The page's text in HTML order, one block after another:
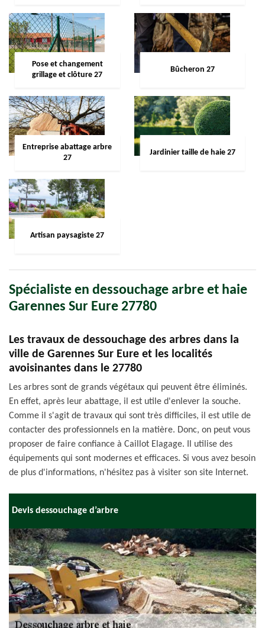
Pose et changement
grillage et clôture 27
Bûcheron 27
Entreprise abattage arbre
27
Jardinier taille de haie 27
Artisan paysagiste 27
Spécialiste en dessouchage arbre et haie
Garennes Sur Eure 27780
Les travaux de dessouchage des arbres dans la
ville de Garennes Sur Eure et les localités
avoisinantes dans le 27780
Les arbres sont de grands végétaux qui peuvent être éliminés.
En effet, après leur abattage, il est utile d'enlever la souche.
Comme il s'agit de travaux qui sont très difficiles, il est utile de
contacter des professionnels en la matière. Donc, on peut vous
proposer de faire confiance à Caillot Elagage. Il utilise des
équipements qui sont modernes et efficaces. Si vous avez besoin
de plus d'informations, n'hésitez pas à visiter son site Internet.
Devis dessouchage d’arbre